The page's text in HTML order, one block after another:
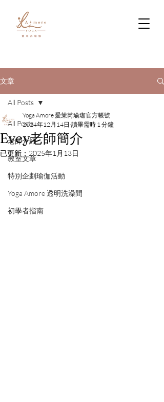
文章
All Posts
老師介紹
教室文章
特別企劃瑜伽活動
Yoga Amore 透明洗澡間
初學者指南
All Posts
Evey老師簡介
Yoga Amore 愛茉芮瑜珈官方帳號
2024年12月14日 讀畢需時 1 分鐘
已更新： 2025年1月13日